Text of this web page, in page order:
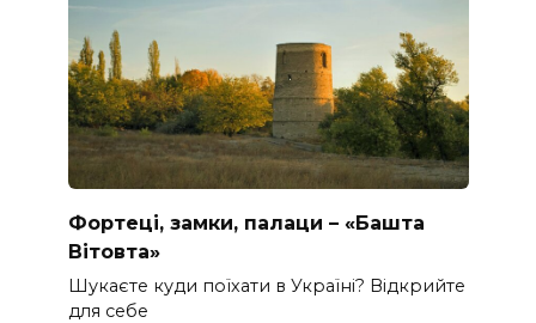
Фортеці, замки, палаци – «Башта
Вітовта»
Шукаєте куди поїхати в Україні? Відкрийте
для себе